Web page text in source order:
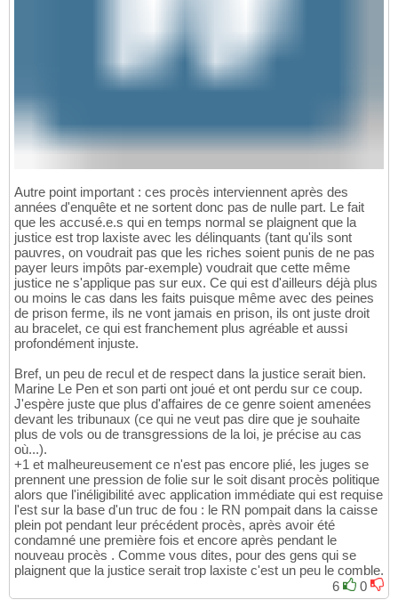
Autre point important : ces procès interviennent après des
années d'enquête et ne sortent donc pas de nulle part. Le fait
que les accusé.e.s qui en temps normal se plaignent que la
justice est trop laxiste avec les délinquants (tant qu'ils sont
pauvres, on voudrait pas que les riches soient punis de ne pas
payer leurs impôts par-exemple) voudrait que cette même
justice ne s'applique pas sur eux. Ce qui est d'ailleurs déjà plus
ou moins le cas dans les faits puisque même avec des peines
de prison ferme, ils ne vont jamais en prison, ils ont juste droit
au bracelet, ce qui est franchement plus agréable et aussi
profondément injuste.
Bref, un peu de recul et de respect dans la justice serait bien.
Marine Le Pen et son parti ont joué et ont perdu sur ce coup.
J'espère juste que plus d'affaires de ce genre soient amenées
devant les tribunaux (ce qui ne veut pas dire que je souhaite
plus de vols ou de transgressions de la loi, je précise au cas
où...).
+1 et malheureusement ce n'est pas encore plié, les juges se
prennent une pression de folie sur le soit disant procès politique
alors que l'inéligibilité avec application immédiate qui est requise
l'est sur la base d'un truc de fou : le RN pompait dans la caisse
plein pot pendant leur précédent procès, après avoir été
condamné une première fois et encore après pendant le
nouveau procès . Comme vous dites, pour des gens qui se
plaignent que la justice serait trop laxiste c'est un peu le comble.
6
0